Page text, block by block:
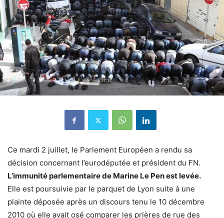
Ce mardi 2 juillet, le Parlement Européen a rendu sa
décision concernant l’eurodéputée et président du FN.
L’immunité parlementaire de Marine Le Pen est levée.
Elle est poursuivie par le parquet de Lyon suite à une
plainte déposée après un discours tenu le 10 décembre
2010 où elle avait osé comparer les prières de rue des